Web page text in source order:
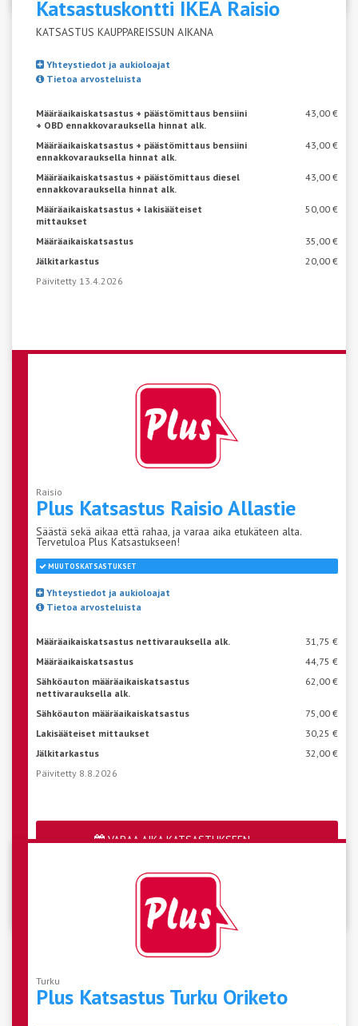
Katsastuskontti IKEA Raisio
KATSASTUS KAUPPAREISSUN AIKANA
Yhteystiedot ja aukioloajat
Tietoa arvosteluista
Määräaikaiskatsastus + päästömittaus bensiini
+ OBD ennakkovarauksella hinnat alk.
43,00 €
Määräaikaiskatsastus + päästömittaus bensiini
ennakkovarauksella hinnat alk.
43,00 €
Määräaikaiskatsastus + päästömittaus diesel
ennakkovarauksella hinnat alk.
43,00 €
Määräaikaiskatsastus + lakisääteiset
mittaukset
50,00 €
Määräaikaiskatsastus
35,00 €
Jälkitarkastus
20,00 €
Päivitetty 13.4.2026
Raisio
Plus Katsastus RaisioAllastie
Säästä sekä aikaa että rahaa, ja varaa aika etukäteen alta.
Tervetuloa Plus Katsastukseen!
MUUTOSKATSASTUKSET
Yhteystiedot ja aukioloajat
Tietoa arvosteluista
Määräaikaiskatsastus nettivarauksella alk.
31,75 €
Määräaikaiskatsastus
44,75 €
Sähköauton määräaikaiskatsastus
nettivarauksella alk.
62,00 €
Sähköauton määräaikaiskatsastus
75,00 €
Lakisääteiset mittaukset
30,25 €
Jälkitarkastus
32,00 €
Päivitetty 8.8.2026
VARAA AIKA KATSASTUKSEEN
Katso aseman vapaat ajat
Turku
Plus Katsastus Turku Oriketo